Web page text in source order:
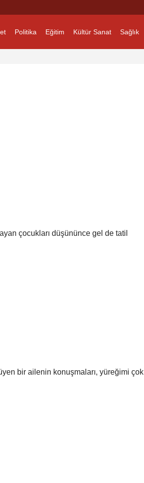
Politika Eğitim Kültür Sanat Sağlık
çocukları düşününce gel de tatil
bir ailenin konuşmaları, yüreğimi çok